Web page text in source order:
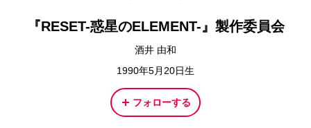
『RESET-惑星のELEMENT-』製作委員会
酒井 由和
1990年5月20日生
フォローする